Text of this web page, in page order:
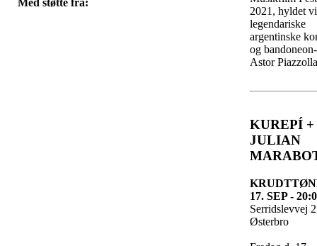
Med støtte fra:
2021, hyldet
legendariske
argentinske
og
Astor
KUREPÍ +
JULIAN
17. SEP -
Serridslevvej
Østerbro